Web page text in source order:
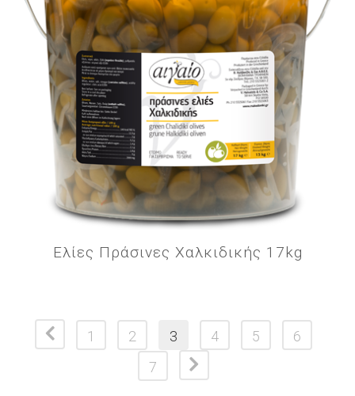
Ελίες Πράσινες Χαλκιδικής 17kg
1 2 3 4 5
6
7